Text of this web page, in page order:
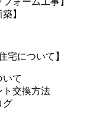
】
宅について】
いて
ト交換方法
グ